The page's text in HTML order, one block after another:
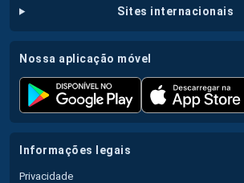
sites internacionais
nossa aplicação móvel
informações legais
Privacidade